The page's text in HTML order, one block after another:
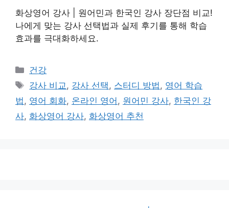
화상영어 강사 | 원어민과 한국인 강사 장단점 비교!
나에게 맞는 강사 선택법과 실제 후기를 통해 학습
효과를 극대화하세요.
카
테
고
리
건강
태
그
강사 비교 , 강사 선택 , 스터디 방법 , 영어 학습
법 , 영어 회화, 온라인 영어 , 원어민 강사, 한국인 강
사, 화상영어 강사, 화상영어 추천